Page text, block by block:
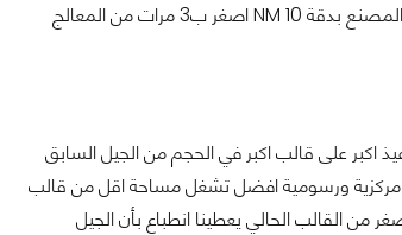
سنجد ان حجم الوحدة الواحدة قد انخفض من 1.9mm2 الى 0.63 mm2 مما يجعل المعالج الرسومي GEN11 المصنع بدقة 10 NM اصغر ب3 مرات من المعالج
اكبر على قالب اكبر في الحجم من الجيل السابق
مركزية ورسومية افضل تشغل مساحة اقل من قالب
القالب الحالي يعطينا انطباع بأن الجيل